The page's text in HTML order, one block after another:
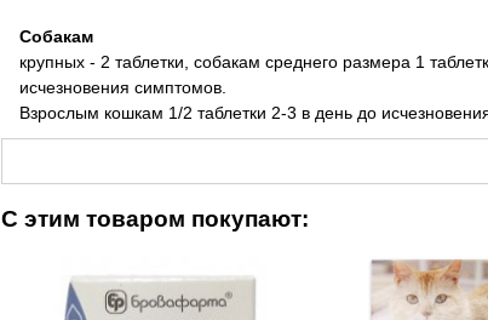
Собакам
крупных - 2 таблетки, собакам среднего размера 1
исчезновения симптомов.
Взрослым кошкам 1/2 таблетки 2-3 в день до
С этим товаром покупают: